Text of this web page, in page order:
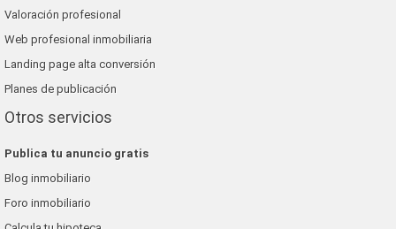
Valoración profesional
Web profesional inmobiliaria
Landing page alta conversión
Planes de publicación
Otros servicios
Publica tu anuncio gratis
Blog inmobiliario
Foro inmobiliario